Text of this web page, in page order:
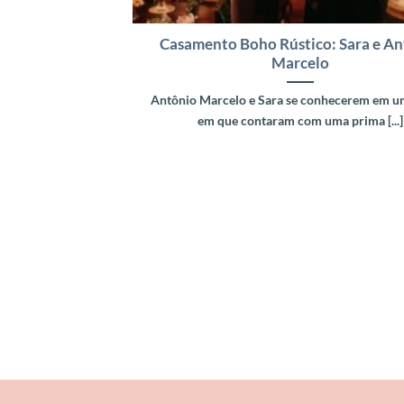
Casamento Boho Rústico: Sara e
Marcelo
Antônio Marcelo e Sara se conhecerem em
em que contaram com uma prima [...]